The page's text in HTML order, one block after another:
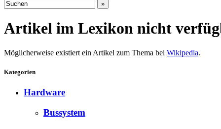
Artikel im Lexikon nicht
Möglicherweise existiert ein Artikel zum Thema bei Wikipedia.
Kategorien
Hardware
Bussystem